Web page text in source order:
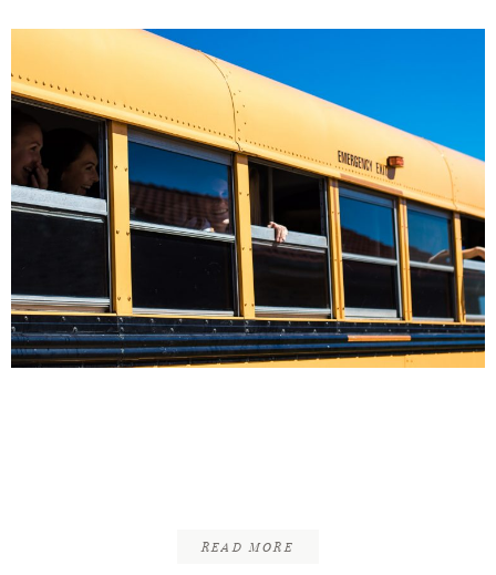
PORTFOLIO
ÜBER MICH
JOURNAL
INFOS
READ MORE